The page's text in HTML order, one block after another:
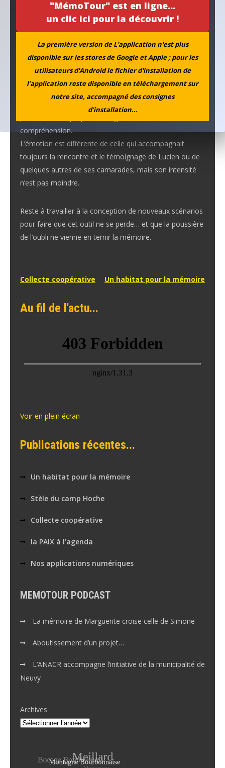
"MémoTour" est en ligne...
un clic ici pour la découvrir !
La première version de L'application n'est plus
disponible sur les stores de Google et Apple ; pour les
utilisateurs d'Android le fichier d'installation de
l’application reste disponible en téléchargement sur
notre site, accompagné des consignes
d'installation...
C’est bien là ce qui fait l’originalité et la richesse
patrimoniale du lieu !
compréhension.
L’émotion est différente de celle qui accompagnait
toujours la rencontre et le témoignage de Lucien ou de
quelques autres de ses camarades, mais son intensité
n’est pas moindre.
Reste à travailler à la conception de nouveaux scénarios
pour faire que cet outil ne se perde… et que la poussière
de l’oubli ne vienne en ternir la mémoire.
Navigation
l’article
Collecte coopérative Un habitat pour la mémoire
Au fil de l'actu...
Voir en plein écran
Publications récentes...
Un habitat pour la mémoire
Stèle du camp Hoche
Collecte coopérative
la PAIX à l’agenda
Nos applications numériques
MEMOTOUR PODCAST
La mémoire de Marguerite croise celle de Simone
Aboutissement d’un projet…
L’ANACR accompagne l’initiative de la municipalité de
Neuvy
Archives